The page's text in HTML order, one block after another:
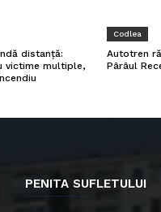
distanță:
victime multiple,
Codlea
Autotren
Pârâul
PENITA SUFLETULUI